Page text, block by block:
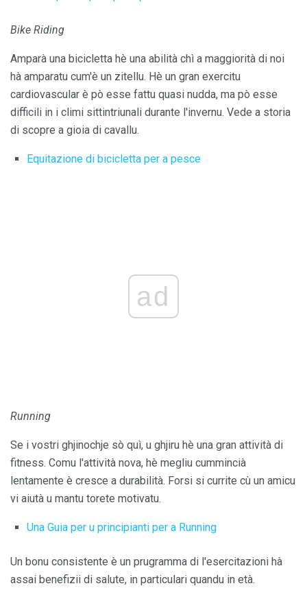
Bike Riding
Amparà una bicicletta hè una abilità chì a maggiorità di noi
hà amparatu cum'è un zitellu. Hè un gran exercitu
cardiovascular è pò esse fattu quasi nudda, ma pò esse
difficili in i climi sittintriunali durante l'invernu. Vede a storia
di scopre a gioia di cavallu.
Equitazione di bicicletta per a pesce
ad
Running
Se i vostri ghjinochje sò quì, u ghjiru hè una gran attività di
fitness. Comu l'attività nova, hè megliu cummincià
lentamente è cresce a durabilità. Forsi si currite cù un amicu
vi aiutà u mantu torete motivatu.
Una Guia per u principianti per a Running
Un bonu consistente è un prugramma di l'esercitazioni hà
assai benefizii di salute, in particulari quandu in età.